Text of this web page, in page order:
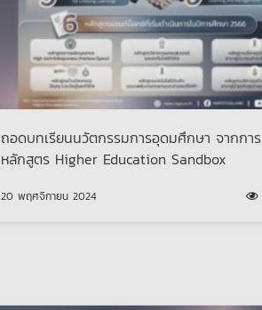
ถอดบทเรียนนวัตกรรมการอุดมศึกษา จากกา
หลักสูตร Higher Education Sandbox
20 พฤศจิกายน 2024